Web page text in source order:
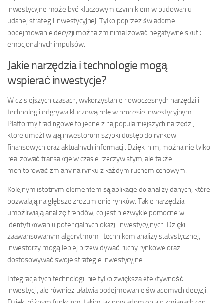
inwestycyjne może być kluczowym czynnikiem w budowaniu
udanej strategii inwestycyjnej. Tylko poprzez świadome
podejmowanie decyzji można zminimalizować negatywne skutki
emocjonalnych impulsów.
Jakie narzędzia i technologie mogą
wspierać inwestycje?
W dzisiejszych czasach, wykorzystanie nowoczesnych narzędzi i
technologii odgrywa kluczową rolę w procesie inwestycyjnym.
Platformy tradingowe to jedne z najpopularniejszych narzędzi,
które umożliwiają inwestorom szybki dostęp do rynków
finansowych oraz aktualnych informacji. Dzięki nim, można nie tylko
realizować transakcje w czasie rzeczywistym, ale także
monitorować zmiany na rynku z każdym ruchem cenowym.
Kolejnym istotnym elementem są aplikacje do analizy danych, które
pozwalają na głębsze zrozumienie rynków. Takie narzędzia
umożliwiają analizę trendów, co jest niezwykle pomocne w
identyfikowaniu potencjalnych okazji inwestycyjnych. Dzięki
zaawansowanym algorytmom i technikom analizy statystycznej,
inwestorzy mogą lepiej przewidywać ruchy rynkowe oraz
dostosowywać swoje strategie inwestycyjne.
Integracja tych technologii nie tylko zwiększa efektywność
inwestycji, ale również ułatwia podejmowanie świadomych decyzji.